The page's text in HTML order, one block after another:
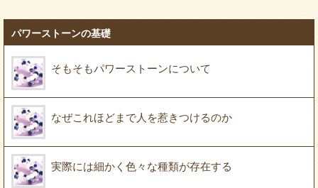
パワーストーンの基礎
そもそもパワーストーンについて
なぜこれほどまで人を惹きつけるのか
実際には細かく色々な種類が存在する